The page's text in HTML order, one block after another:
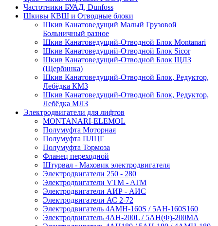
Частотники БУАД, Dunfoss
Шкивы КВШ и Отводные блоки
Шкив Канатоведущий Малый Грузовой
Больничный разное
Шкив Канатоведущий-Отводной Блок Montanari
Шкив Канатоведущий-Отводной Блок Sicor
Шкив Канатоведущий-Отводной Блок ЩЛЗ
(Щербинка)
Шкив Канатоведущий-Отводной Блок, Редуктор,
Лебёдка КМЗ
Шкив Канатоведущий-Отводной Блок, Редуктор,
Лебёдка МЛЗ
Электродвигатели для лифтов
MONTANARI-ELEMOL
Полумуфта Моторная
Полумуфта ПЛЦГ
Полумуфта Тормоза
Фланец переходной
Штурвал - Маховик электродвигателя
Электродвигатели 250 - 280
Электродвигатели VTM - ATM
Электродвигатели АИР - АИС
Электродвигатели АС 2-72
Электродвигатель 4АМН-160S / 5АН-160S160
Электродвигатель 4АН-200L / 5АН(Ф)-200МА